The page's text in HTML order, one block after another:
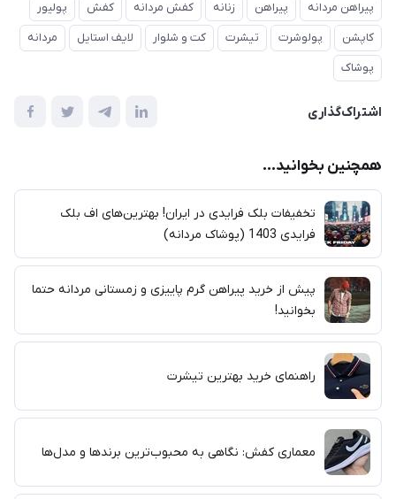
پیراهن مردانه پیراهن زنانه کفش مردانه کفش
پولیور
کاپشن
پولوشرت تیشرت کت و شلوار لایف استایل
مردانه
پوشاک
اشتراک‌گذاری
همچنین بخوانید...
تخفیفات بلک فرایدی در ایران! بهترین‌های اف بلک
فرایدی 1403 (پوشاک مردانه)
پیش از خرید پیراهن گرم پاییزی و زمستانی مردانه حتما
بخوانید!
راهنمای خرید بهترین تیشرت
معماری کفش: نگاهی به محبوب‌ترین برندها و مدل‌ها